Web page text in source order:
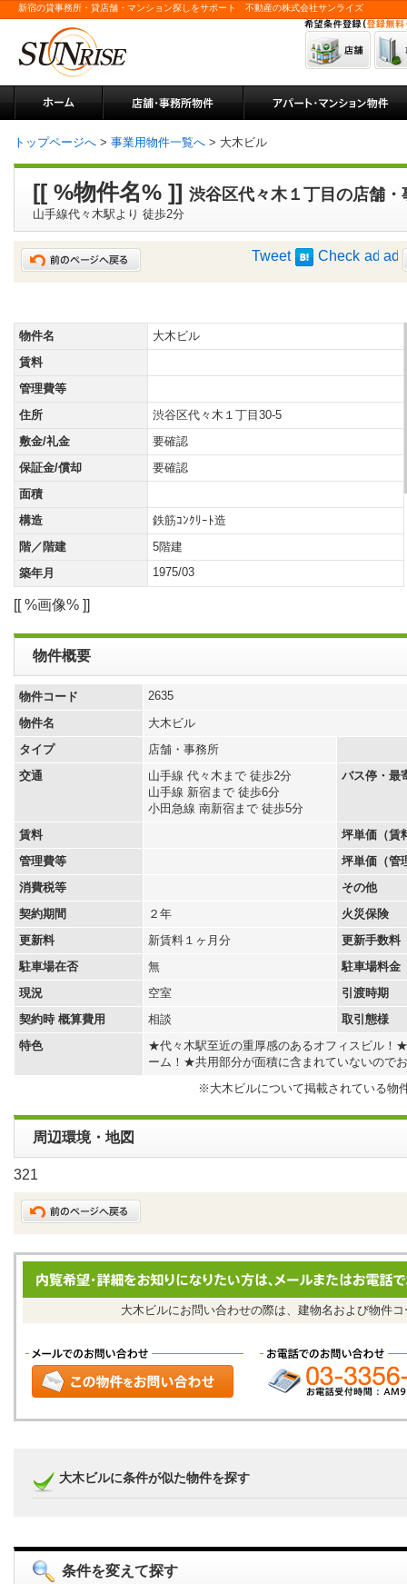
新宿の貸事務所・貸店舗・マンション探しをサポート 不動産の株式会社サンライズ
トップページへ > 事業用物件一覧へ > 大木ビル
[[ %物件名% ]] 渋谷区代々木１丁目の店舗・
山手線代々木駅より 徒歩2分
Check
Tweet
物件名
大木ビル
賃料
管理費等
住所
渋谷区代々木１丁目30-5
敷金/礼金
要確認
保証金/償却
要確認
面積
構造
鉄筋ｺﾝｸﾘｰﾄ造
階／階建
5階建
築年月
1975/03
[[ %画像% ]]
物件概要
物件コード
2635
物件名
大木ビル
タイプ
店舗・事務所
交通
山手線 代々木まで 徒歩2分
山手線 新宿まで 徒歩6分
小田急線 南新宿まで 徒歩5分
バス停・最
賃料
坪単価（賃
管理費等
坪単価（管
消費税等
その他
契約期間
２年
火災保険
更新料
新賃料１ヶ月分
更新手数料
駐車場在否
無
駐車場料金
現況
空室
引渡時期
契約時 概算費用
相談
取引態様
特色
★代々木駅至近の重厚感のあるオフィスビル！
ーム！★共用部分が面積に含まれていないので
※大木ビルについて掲載されている物
周辺環境・地図
321
大木ビルにお問い合わせの際は、建物名および物件
大木ビルに条件が似た物件を探す
条件を変えて探す